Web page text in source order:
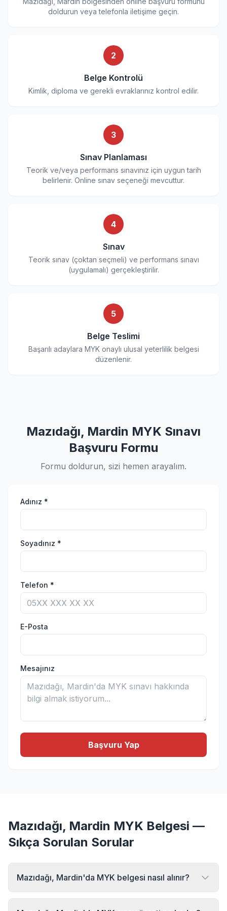
doldurun veya telefonla iletişime geçin.
2
Belge Kontrolü
Kimlik, diploma ve gerekli evraklarınız kontrol edilir.
3
Sınav Planlaması
Teorik ve/veya performans sınavınız için uygun tarih
belirlenir. Online sınav seçeneği mevcuttur.
4
Sınav
Teorik sınav (çoktan seçmeli) ve performans sınavı
(uygulamalı) gerçekleştirilir.
5
Belge Teslimi
Başarılı adaylara MYK onaylı ulusal yeterlilik belgesi
düzenlenir.
Mazıdağı, Mardin MYK Sınavı
Başvuru Formu
Formu doldurun, sizi hemen arayalım.
Adınız *
Soyadınız *
Telefon *
E-Posta
Mesajınız
Başvuru Yap
Mazıdağı, Mardin MYK Belgesi —
Sıkça Sorulan Sorular
Mazıdağı, Mardin'da MYK belgesi nasıl alınır?
Mazıdağı, Mardin bölgesinde MYK belgesi almak için MYK
Sınav Merkezi'ne başvurabilirsiniz. Online başvuru formu